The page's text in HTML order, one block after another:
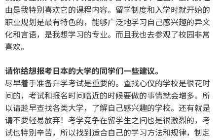
由是我特别喜欢它的课程内容。留学制度和入学时就开始的
职业规划是最有特色的，能够广泛地学习自己感兴趣的异文
化和言语，是我想学习的专业。而且我也去参观了校园非常
喜欢。
请你给想报考日本的大学的同学们一些建议。
尽早着手准备升学考试是重要的。查找心仪的学校是很花时
间的，考试和报名时间临近的时候要做的事情就会增多。所
以请趁早查找各类大学，了解自己感兴趣的学校。还有就是
请不要轻易放弃！考学竞争在留学生之间也是很激烈的，考
试也特别辛苦，所以找到适合自己的学习方法和规律，制定